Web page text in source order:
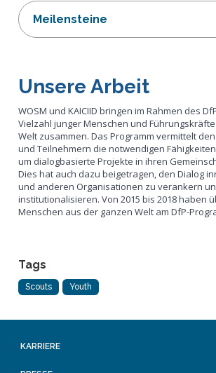
Meilensteine
Unsere Arbeit
WOSM und KAICIID bringen im Rahmen des
Vielzahl junger Menschen und
Welt zusammen. Das Programm vermittelt
und Teilnehmern die notwendigen
um dialogbasierte Projekte in ihren
Dies hat auch dazu beigetragen, den Dialog
und anderen Organisationen zu verankern
institutionalisieren. Von 2015 bis 2018 haben
Menschen aus der ganzen Welt am DfP-
Tags
Scouts Youth
KARRIERE